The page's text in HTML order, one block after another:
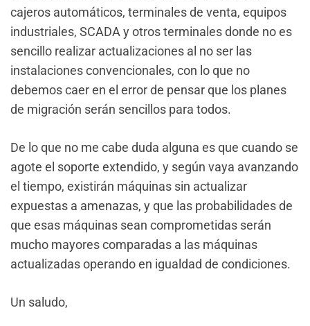
cajeros automáticos, terminales de venta, equipos
industriales, SCADA y otros terminales donde no es
sencillo realizar actualizaciones al no ser las
instalaciones convencionales, con lo que no
debemos caer en el error de pensar que los planes
de migración serán sencillos para todos.
De lo que no me cabe duda alguna es que cuando se
agote el soporte extendido, y según vaya avanzando
el tiempo, existirán máquinas sin actualizar
expuestas a amenazas, y que las probabilidades de
que esas máquinas sean comprometidas serán
mucho mayores comparadas a las máquinas
actualizadas operando en igualdad de condiciones.
Un saludo,